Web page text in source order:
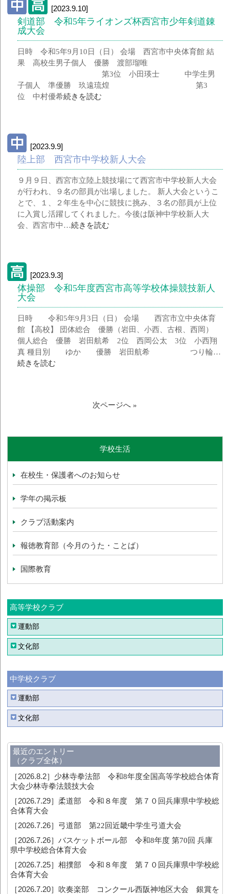
[2023.9.10]
剣道部 令和5年ライオンズ杯西宮市少年剣道錬
成大会
日時 令和5年9月10日（日） 会場 西宮市中央体育館 結
果 高校生男子個人 優勝 渡部瑠唯
第3位 小田瑛士 中学生男
子個人 準優勝 玖遠琉煌 第3
位 中村優希続きを読む
[2023.9.9]
陸上部 西宮市中学校新人大会
９月９日、西宮市立陸上競技場にて西宮市中学校新人大会
が行われ、９名の部員が出場しました。 新人大会というこ
とで、１、２年生を中心に競技に挑み、３名の部員が上位
に入賞し活躍してくれました。今後は阪神中学校新人大
会、西宮市中…続きを読む
[2023.9.3]
体操部 令和5年度西宮市高等学校体操競技新人
大会
日時 令和5年9月3日（日） 会場 西宮市立中央体育
館 【高校】 団体総合 優勝（岩田、小西、古根、西岡）
個人総合 優勝 岩田航希 2位 西岡公太 3位 小西翔
真 種目別 ゆか 優勝 岩田航希 つり輪…
続きを読む
次ページへ »
学校生活
在校生・保護者へのお知らせ
学年の掲示板
クラブ活動案内
報徳教育部（今月のうた・ことば）
国際教育
高等学校クラブ
運動部
文化部
中学校クラブ
運動部
文化部
最近のエントリー
（クラブ全体）
［2026.8.2］ 少林寺拳法部 令和8年度全国高等学校総合体育
大会少林寺拳法競技大会
［2026.7.29］柔道部 令和８年度 第７０回兵庫県中学校総
合体育大会
［2026.7.26］ 弓道部 第22回近畿中学生弓道大会
［2026.7.26］バスケットボール部 令和8年度 第70回 兵庫
県中学校総合体育大会
［2026.7.25］相撲部 令和８年度 第７０回兵庫県中学校総
合体育大会
［2026.7.20］ 吹奏楽部 コンクール西阪神地区大会 銀賞を